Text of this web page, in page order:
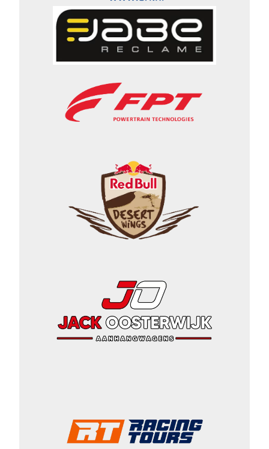
experience) 09:00 uur – 18:00 uur
Track sessies (motoren, auto’s, T3,
T4-SSV an Dakar Classic Cars) en
de mogelijkheid op jouw voertuig
te testen samen met je (potentiële)
Pauze met lunchbuffet 18:30 uur –
19:30 uur Presentatie van Dakar
2024 door David Castera 19:30 uur
Aperitief en diner met DJ party na
afloop Zondag 4 juni 08:00 uur –
10:30 uur Ontbijt bij de Dakar
paddock 09:00 uur – 11:00 uur
Workshops, trainingen en
activiteiten (Dakar foto- en
sessies (motoren, auto’s, T3, T4-
SSV an Dakar Classic Cars) en de
mogelijkheid op jouw voertuig te
testen samen met je (potentiële)
sponsoren. 11:00 uur Meeting met